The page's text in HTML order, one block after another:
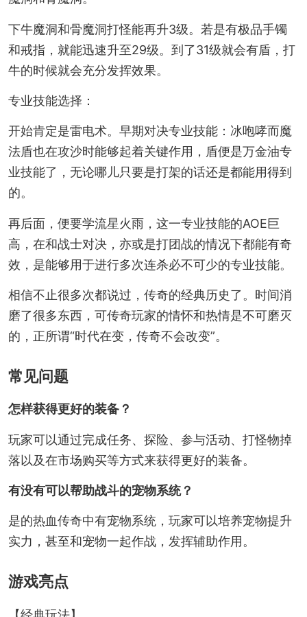
下牛魔洞和骨魔洞打怪能再升3级。若是有极品手镯
和戒指，就能迅速升至29级。到了31级就会有盾，打
牛的时候就会充分发挥效果。
专业技能选择：
开始肯定是雷电术。早期对决专业技能：冰咆哮而魔
法盾也在攻沙时能够起着关键作用，盾便是万金油专
业技能了，无论哪儿只要是打架的话还是都能用得到
的。
再后面，便要学流星火雨，这一专业技能的AOE巨
高，在和战士对决，亦或是打团战的情况下都能有奇
效，是能够用于进行多次连杀必不可少的专业技能。
相信不止很多次都说过，传奇的经典历史了。时间消
磨了很多东西，可传奇玩家的情怀和热情是不可磨灭
的，正所谓“时代在变，传奇不会改变”。
常见问题
怎样获得更好的装备？
玩家可以通过完成任务、探险、参与活动、打怪物掉
落以及在市场购买等方式来获得更好的装备。
有没有可以帮助战斗的宠物系统？
是的热血传奇中有宠物系统，玩家可以培养宠物提升
实力，甚至和宠物一起作战，发挥辅助作用。
游戏亮点